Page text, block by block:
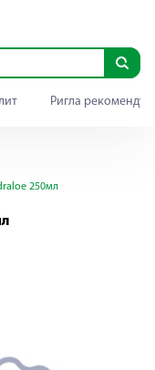
Ригла
250мл